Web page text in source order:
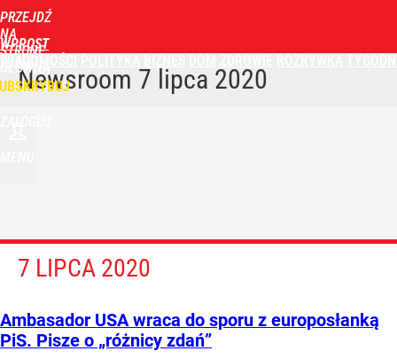
PRZEJDŹ
NA
STRONĘ
GŁÓWNĄ
WPROST
Newsroom 7 lipca 2020
7 LIPCA 2020
Ambasador USA wraca do sporu z europosłanką
PiS. Pisze o „różnicy zdań”